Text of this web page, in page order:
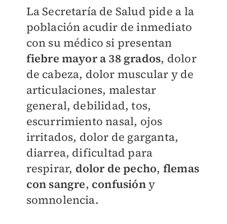
La Secretaría de Salud pide a la
población acudir de inmediato
con su médico si presentan
fiebre mayor a 38 grados, dolor
de cabeza, dolor muscular y de
articulaciones, malestar
general, debilidad, tos,
escurrimiento nasal, ojos
irritados, dolor de garganta,
diarrea, dificultad para
respirar, dolor de pecho, flemas
con sangre, confusióny
somnolencia.